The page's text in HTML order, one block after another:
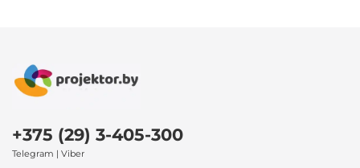
+375 (29) 3-405-300
Telegram | Viber